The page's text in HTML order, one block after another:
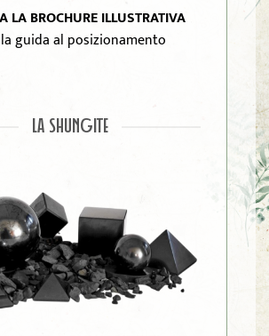
LA BROCHURE ILLUSTRATIVA
guida al posizionamento
LA SHUNGITE